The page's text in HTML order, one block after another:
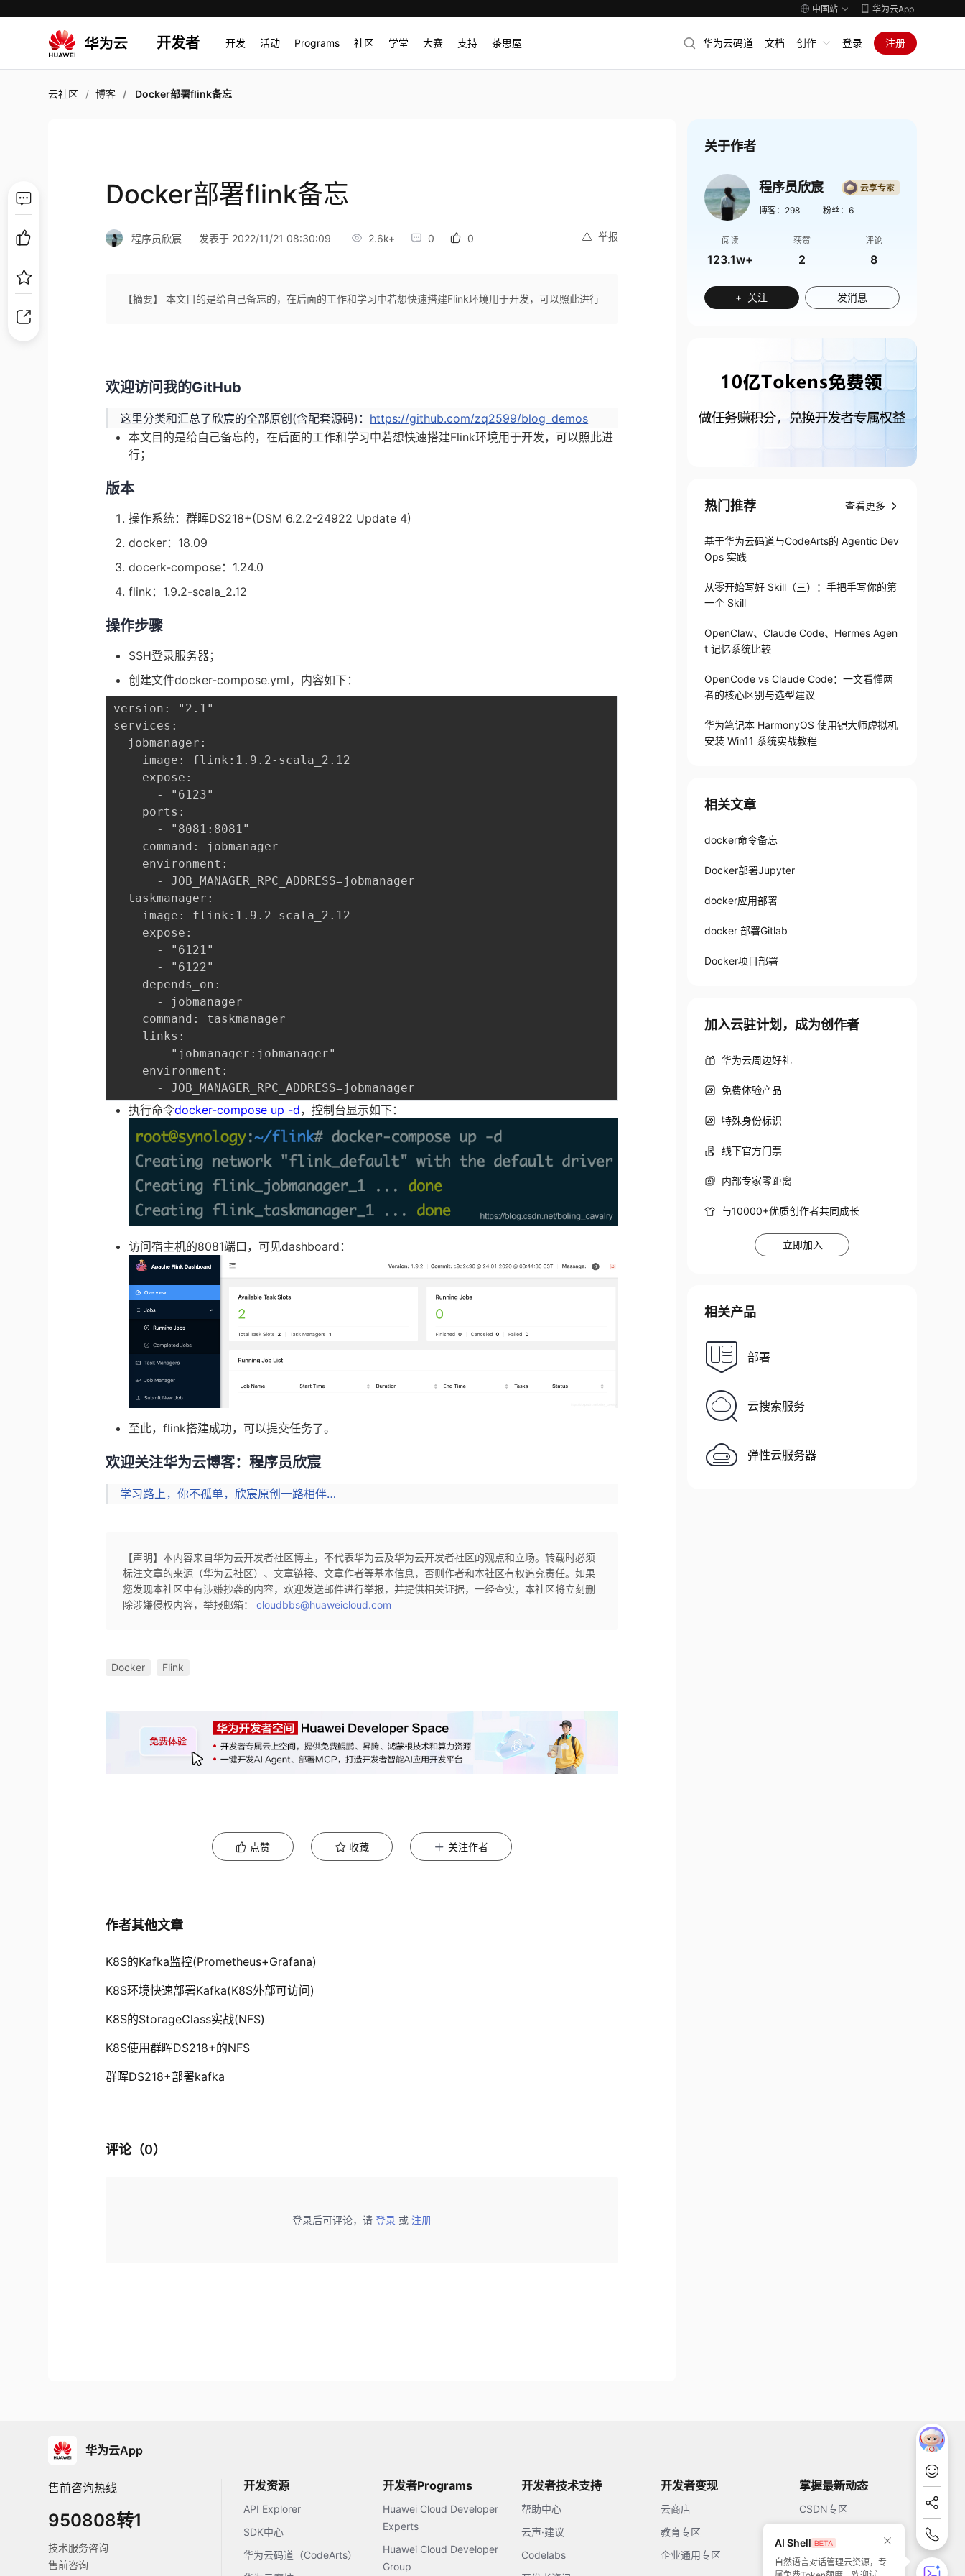
中国站 华为云App
开发者 开发 活动 Programs 社区 学堂 大赛 支持 茶思屋 华为云码道 文档 创作 登录 注册
云社区 博客 Docker部署flink备忘
Docker部署flink备忘
举报
程序员欣宸 发表于 2022/11/21 08:30:09 2.6k+ 0 0
【摘要】 本文目的是给自己备忘的，在后面的工作和学习中若想快速搭建Flink环境用于开发，可以照此进行
欢迎访问我的GitHub
这里分类和汇总了欣宸的全部原创(含配套源码)： https://github.com/zq2599/blog_demos
本文目的是给自己备忘的，在后面的工作和学习中若想快速搭建Flink环境用于开发，可以照此进
行；
版本
操作系统：群晖DS218+(DSM 6.2.2-24922 Update 4)
docker：18.09
docerk-compose：1.24.0
flink：1.9.2-scala_2.12
操作步骤
SSH登录服务器；
创建文件docker-compose.yml，内容如下：
version: "2.1"
services:
  jobmanager:
    image: flink:1.9.2-scala_2.12
    expose:
      - "6123"
    ports:
      - "8081:8081"
    command: jobmanager
    environment:
      - JOB_MANAGER_RPC_ADDRESS=jobmanager
  taskmanager:
    image: flink:1.9.2-scala_2.12
    expose:
      - "6121"
      - "6122"
    depends_on:
      - jobmanager
    command: taskmanager
    links:
      - "jobmanager:jobmanager"
    environment:
执行命令docker-compose up -d，控制台显示如下：
访问宿主机的8081端口，可见dashboard：
至此，flink搭建成功，可以提交任务了。
欢迎关注华为云博客：程序员欣宸
学习路上，你不孤单，欣宸原创一路相伴…
【声明】本内容来自华为云开发者社区博主，不代表华为云及华为云开发者社区的观点和立场。转载时必须
标注文章的来源（华为云社区）、文章链接、文章作者等基本信息，否则作者和本社区有权追究责任。如果
您发现本社区中有涉嫌抄袭的内容，欢迎发送邮件进行举报，并提供相关证据，一经查实，本社区将立刻删
除涉嫌侵权内容，举报邮箱：cloudbbs@huaweicloud.com
Docker Flink
点赞 收藏 关注作者
作者其他文章
K8S的Kafka监控(Prometheus+Grafana)
K8S环境快速部署Kafka(K8S外部可访问)
K8S的StorageClass实战(NFS)
K8S使用群晖DS218+的NFS
群晖DS218+部署kafka
评论（0）
登录后可评论，请 登录 或 注册
关于作者
程序员欣宸
博客： 298 粉丝： 6
阅读
123.1w+
获赞
2
评论
8
+ 关注 发消息
热门推荐 查看更多
基于华为云码道与CodeArts的 Agentic Dev
Ops 实践
从零开始写好 Skill（三）：手把手写你的第
一个 Skill
OpenClaw、Claude Code、Hermes Agen
t 记忆系统比较
OpenCode vs Claude Code：一文看懂两
者的核心区别与选型建议
华为笔记本 HarmonyOS 使用铠大师虚拟机
安装 Win11 系统实战教程
相关文章
docker命令备忘
Docker部署Jupyter
docker应用部署
docker 部署Gitlab
Docker项目部署
加入云驻计划，成为创作者
华为云周边好礼
免费体验产品
特殊身份标识
线下官方门票
内部专家零距离
与10000+优质创作者共同成长
立即加入
相关产品
部署
云搜索服务
弹性云服务器
AI Shell
自然语言对话管理云资源，专
华为云App
售前咨询热线
950808转1
技术服务咨询
售前咨询
开发资源
API Explorer
SDK中心
华为云码道（CodeArts）
开发者Programs
Huawei Cloud Developer
Experts
Huawei Cloud Developer
Group
开发者技术支持
帮助中心
云声·建议
Codelabs
开发者变现
云商店
教育专区
企业通用专区
掌握最新动态
CSDN专区
开源中国